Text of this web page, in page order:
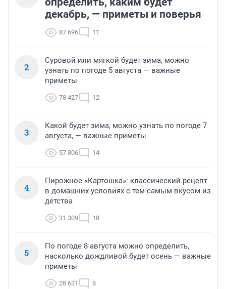
декабрь, — приметы и поверья
87 696 11
2
Суровой или мягкой будет зима, можно
узнать по погоде 5 августа — важные
приметы
78 427 12
3
Какой будет зима, можно узнать по погоде 7
августа, — важные приметы
57 806 14
4
Пирожное «Картошка»: классический рецепт
в домашних условиях с тем самым вкусом из
детства
31 309 18
5
По погоде 8 августа можно определить,
насколько дождливой будет осень — важные
приметы
28 631 8